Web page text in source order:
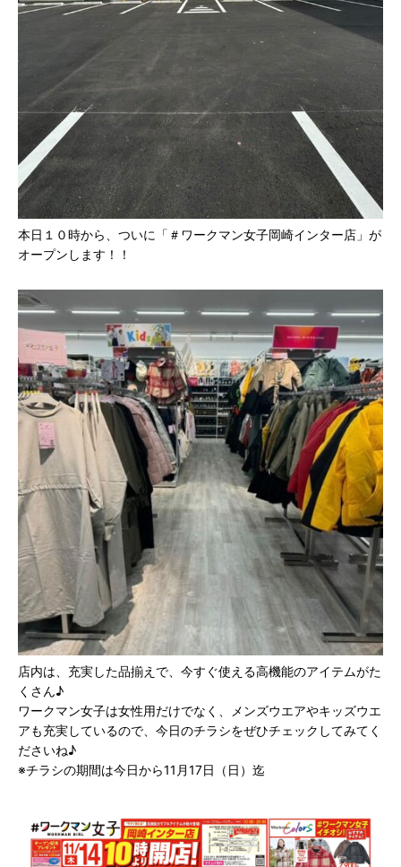
本日１０時から、ついに「＃ワークマン女子岡崎インター店」が
オープンします！！
店内は、充実した品揃えで、今すぐ使える高機能のアイテムがた
くさん♪
ワークマン女子は女性用だけでなく、メンズウエアやキッズウエ
アも充実しているので、今日のチラシをぜひチェックしてみてく
ださいね♪
※チラシの期間は今日から11月17日（日）迄